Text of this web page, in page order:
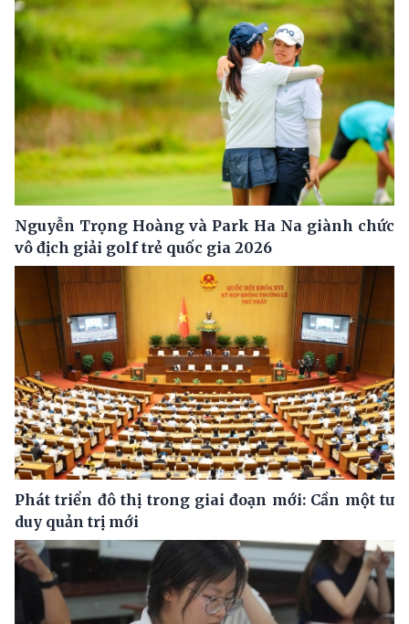
Nguyễn Trọng Hoàng và Park Ha Na giành chức
vô địch giải golf trẻ quốc gia 2026
Phát triển đô thị trong giai đoạn mới: Cần một tư
duy quản trị mới